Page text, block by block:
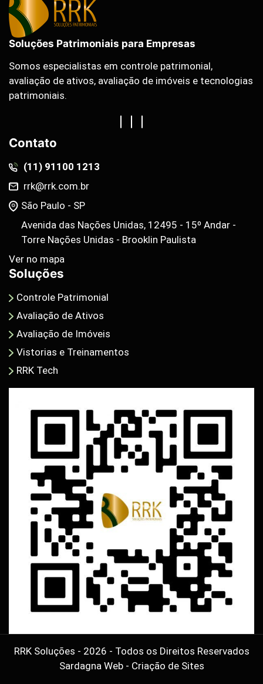
Soluções Patrimoniais para Empresas
Somos especialistas em controle patrimonial,
avaliação de ativos, avaliação de imóveis e tecnologias
patrimoniais.
Contato
(11) 91100 1213
rrk@rrk.com.br
São Paulo - SP
Avenida das Nações Unidas, 12495 - 15º Andar -
Torre Nações Unidas - Brooklin Paulista
Ver no mapa
Soluções
Controle Patrimonial
Avaliação de Ativos
Avaliação de Imóveis
Vistorias e Treinamentos
RRK Tech
RRK Soluções - 2026 - Todos os Direitos Reservados
Sardagna Web - Criação de Sites